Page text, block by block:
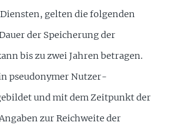
gelten die folgenden
der Speicherung der
bis zu zwei Jahren betragen.
pseudonymer Nutzer-
und mit dem Zeitpunkt der
zur Reichweite der